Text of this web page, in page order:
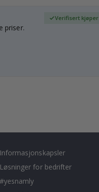
priser.
Verifisert kjøper
Informasjonskapsler
Løsninger for bedrifter
#yesnamly